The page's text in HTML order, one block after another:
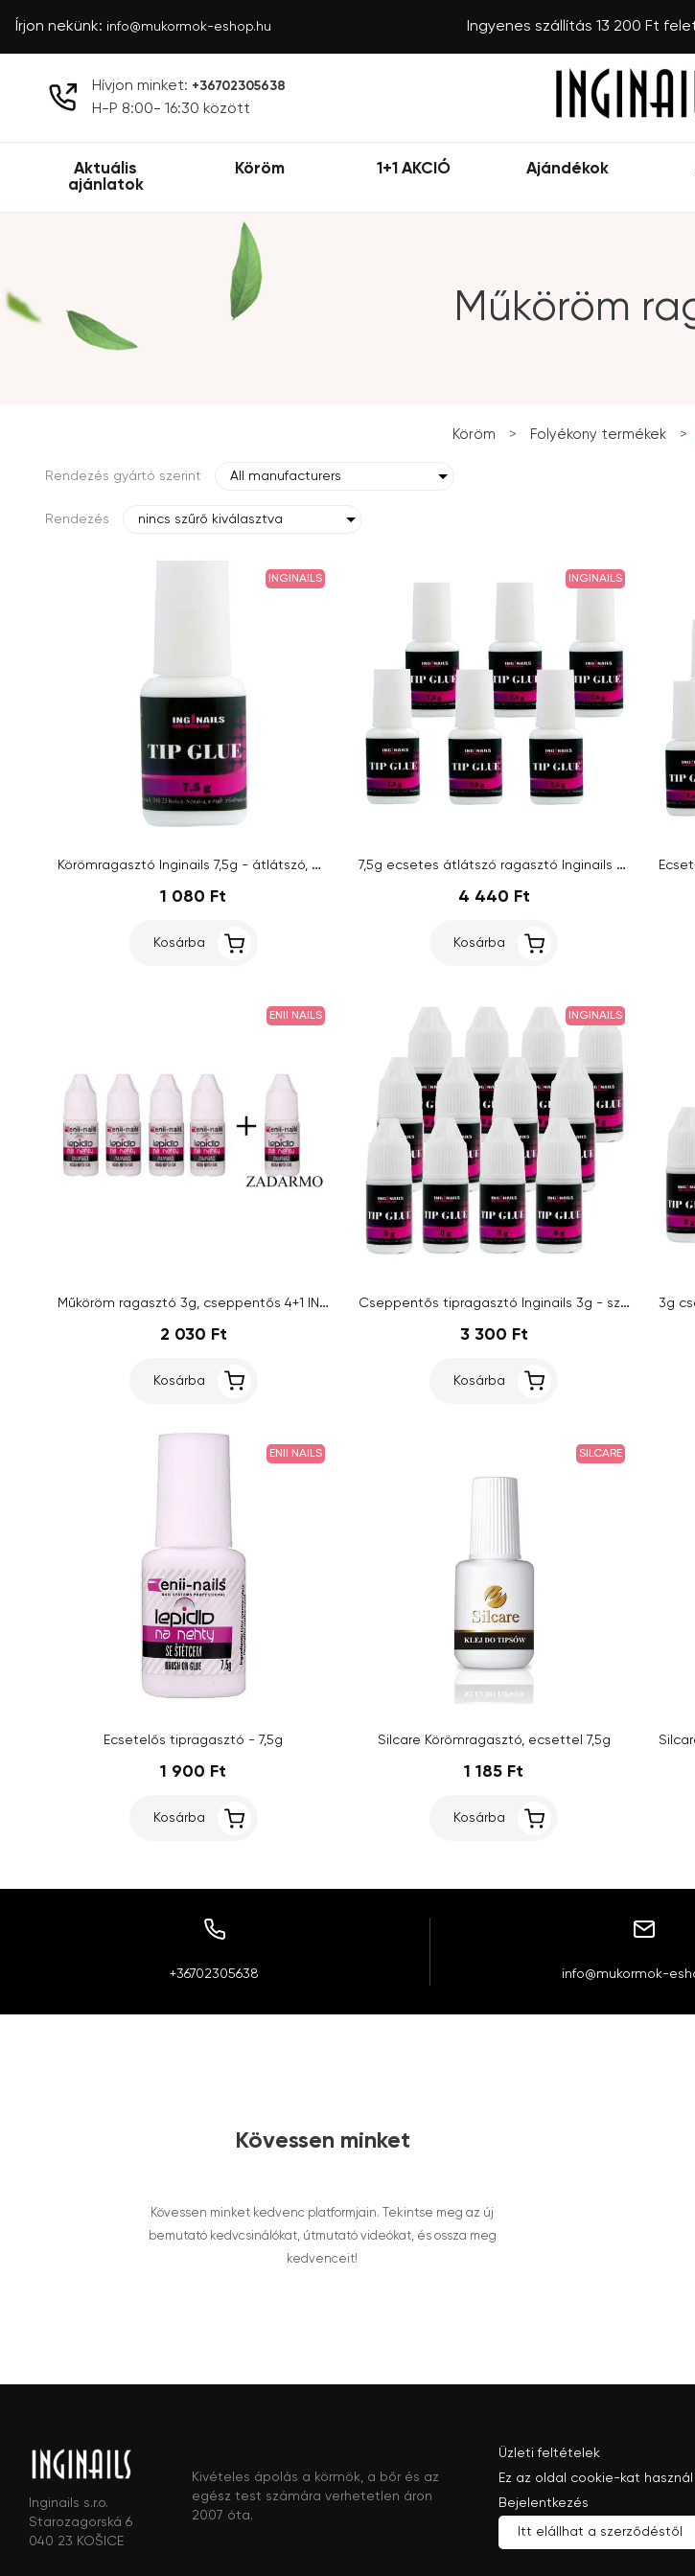
Írjon nekünk: info@mukormok-eshop.hu Ingyenes szállítás 13 200 Ft
Hívjon minket: +36702305638
H-P 8:00- 16:30 között
Aktuális
ajánlatok
Köröm 1+1 AKCIÓ Ajándékok
Műköröm
Köröm > Folyékony termékek >
Rendezés gyártó szerint All manufacturers
Rendezés nincs szűrő kiválasztva
INGINAILS
Körömragasztó Inginails 7,5g - átlátszó, ecsetes
1 080 Ft
Kosárba
INGINAILS
7,5g ecsetes átlátszó ragasztó Inginails - 6db
4 440 Ft
Kosárba
ENII NAILS
Műköröm ragasztó 3g, cseppentős 4+1 INGYEN
2 030 Ft
Kosárba
INGINAILS
Cseppentős tipragasztó Inginails 3g - színtelen, 12db
3 300 Ft
Kosárba
ENII NAILS
Ecsetelős tipragasztó - 7,5g
1 900 Ft
Kosárba
SILCARE
Silcare Körömragasztó, ecsettel 7,5g
1 185 Ft
Kosárba
+36702305638 info@mukormok-
Kövessen minket
Kövessen minket kedvenc platformjain. Tekintse meg az új
bemutató kedvcsinálókat, útmutató videókat, és ossza meg
kedvenceit!
Inginails s.r.o.
Starozagorská 6
040 23 KOŠICE
Kivételes ápolás a körmök, a bőr és az
egész test számára verhetetlen áron
2007 óta.
Üzleti feltételek
Ez az oldal cookie-kat használ
Bejelentkezés
Itt elállhat a szerződéstől